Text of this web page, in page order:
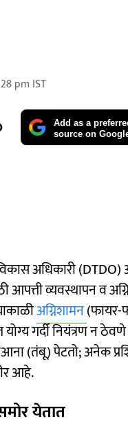
pm IST
Add as a
source on
अधिकारी
आपत्ती व्यवस्थापन व
अग्निशामन(फायर-
गर्दी नियंत्रण न
(तंबू) पेटतो; अनेक
आहे.
येतात